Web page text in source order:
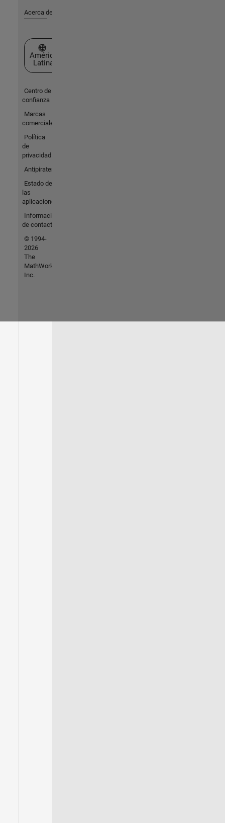
Acerca de MathWorks
Seleccione un país/idioma
América
Latina
Centro de
confianza
Marcas
comerciales
Política
de
privacidad
Antipiratería
Estado de
las
aplicaciones
Información
de contacto
© 1994-
2026
The
MathWorks,
Inc.